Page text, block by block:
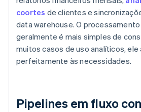
coortes de clientes e
data warehouse. O
geralmente é mais simples de
muitos casos de uso analíticos, ele
perfeitamente às necessidades.
Pipelines em fluxo